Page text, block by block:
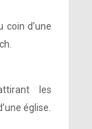
coin d’une
les
église.